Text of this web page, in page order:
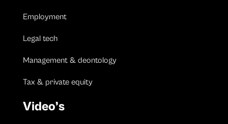
Employment
Legal tech
Management & deontology
Tax & private equity
Video’s